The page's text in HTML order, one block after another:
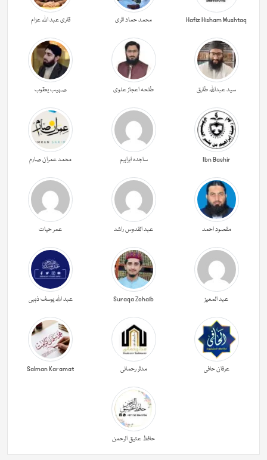
Hafiz Hisham Mushtaq محمد حماد اثری قاری عبد اللہ عزام
سید عبداللہ طارق طلحہ اعجاز علوی صہیب یعقوب
Ibn Bashir ساجدہ ابراہیم محمد عمران صارم
مقصود احمد عبد القدوس راشد عمر حیات
عبد المعیز Suraqa Zohaib عبد اللہ یوسف ذہبی
عرفان حافی مدثر رحمانی Salman Karamat
حافظ عتیق الرحمن